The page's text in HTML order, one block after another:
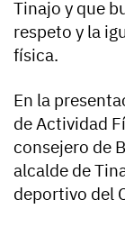
Tinajo y que
respeto y la
física.
En la
de Actividad
consejero de
alcalde de
deportivo del